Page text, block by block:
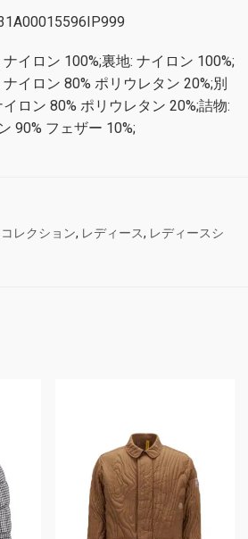
ナイロン 100%;裏地: ナイロン 100%;
ナイロン 80% ポリウレタン 20%;別
イロン 80% ポリウレタン 20%;詰物:
90% フェザー 10%;
コレクション, レディース, レディースシ